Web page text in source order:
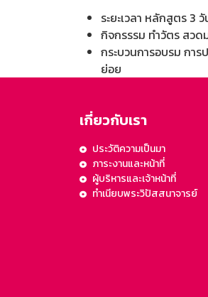
ระยะเวลา หลักสูตร
กิจกรรรม ทำวัตร สว
กระบวนการอบรม กา
ย่อย
เกี่ยวกับเรา
ประวัติความเป็นมา
ภาระงานและหน้าที่
ผู้บริหารและเจ้าหน้าที่
ทำเนียบพระวิปัสสนาจารย์